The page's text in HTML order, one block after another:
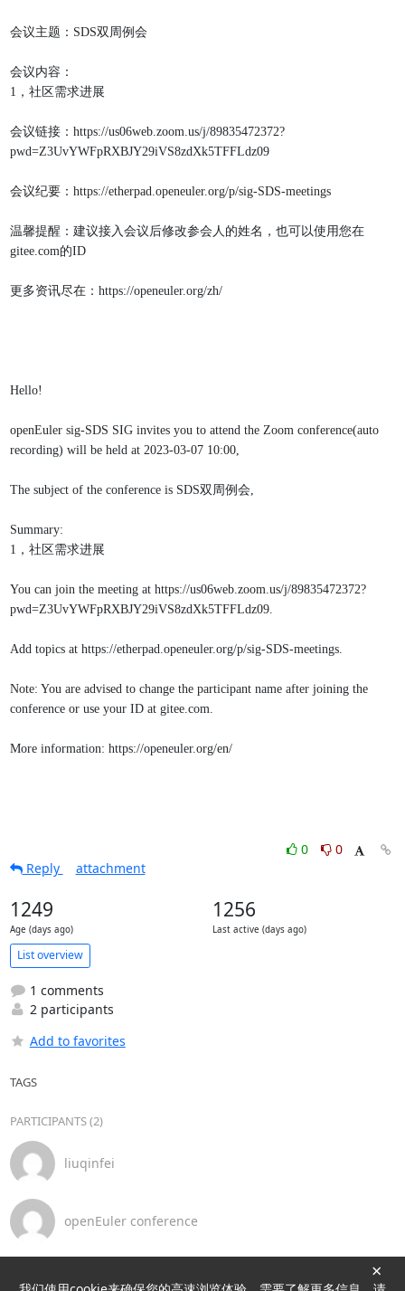
会议主题：SDS双周例会
会议内容：
1，社区需求进展
会议链接：https://us06web.zoom.us/j/89835472372?
pwd=Z3UvYWFpRXBJY29iVS8zdXk5TFFLdz09
会议纪要：https://etherpad.openeuler.org/p/sig-SDS-meetings
温馨提醒：建议接入会议后修改参会人的姓名，也可以使用您在
gitee.com的ID
更多资讯尽在：https://openeuler.org/zh/
Hello!
openEuler sig-SDS SIG invites you to attend the Zoom conference(auto
recording) will be held at 2023-03-07 10:00,
The subject of the conference is SDS双周例会,
Summary:
1，社区需求进展
You can join the meeting at https://us06web.zoom.us/j/89835472372?
pwd=Z3UvYWFpRXBJY29iVS8zdXk5TFFLdz09.
Add topics at https://etherpad.openeuler.org/p/sig-SDS-meetings.
Note: You are advised to change the participant name after joining the
conference or use your ID at gitee.com.
More information: https://openeuler.org/en/
0
0
Reply
attachment
1249
Age (days ago)
1256
Last active (days ago)
List overview
1 comments
2 participants
Add to favorites
TAGS
PARTICIPANTS (2)
liuqinfei
openEuler conference
×